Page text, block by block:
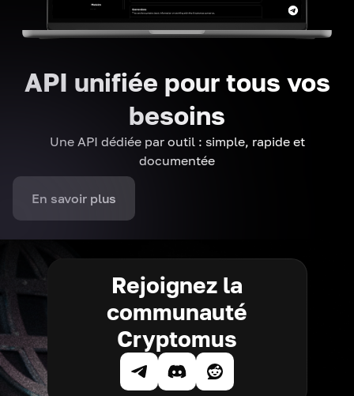
API unifiée pour tous vos
besoins
Une API dédiée par outil : simple, rapide et
documentée
En savoir plus
Rejoignez la
communauté
Cryptomus